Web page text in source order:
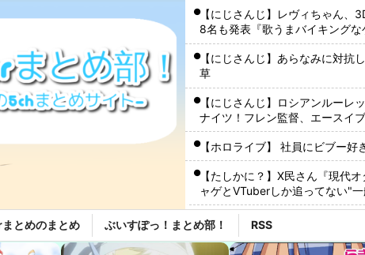
【にじさんじ】レヴィちゃん、
8名も発表『歌うまバイキング
【にじさんじ】あらなみに対抗
草
【にじさんじ】ロシアンルーレ
ナイツ！フレン監督、エースイ
【ホロライブ】 社員にビブー好
【たしかに？】X民さん『現代
ャゲとVTuberしか追ってない"一
キズナアイが加藤純一と絡み出
【秋田県】記者会見にオンライ
とめのまとめ ぶいすぽっ！まとめ部！ RSS